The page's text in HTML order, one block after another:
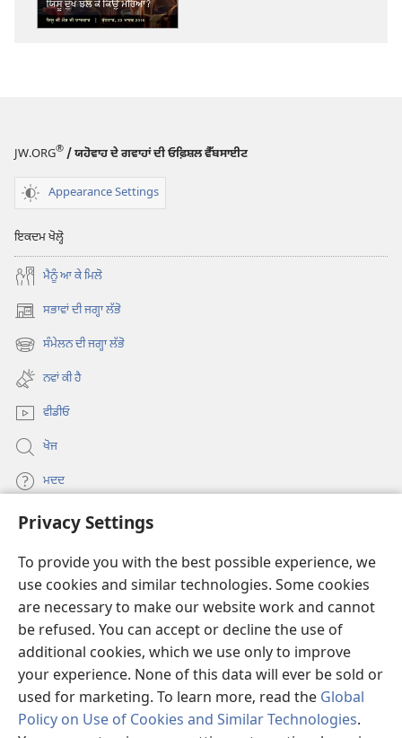
Privacy Settings
To provide you with the best possible experience, we
use cookies and similar technologies. Some cookies
are necessary to make our website work and cannot
be refused. You can accept or decline the use of
additional cookies, which we use only to improve
your experience. None of this data will ever be sold or
used for marketing. To learn more, read the Global
Policy on Use of Cookies and Similar Technologies.
JW.ORG® / ਯਹੋਵਾਹ ਦੇ ਗਵਾਹਾਂ ਦੀ ਓਫ਼ਿਸ਼ਲ ਵੈੱਬਸਾਈਟ
Appearance Settings
ਇਕਦਮ ਖੋਲ੍ਹੋ
ਮੈਨੂੰ ਆ ਕੇ ਮਿਲੋ
ਸਭਾਵਾਂ ਦੀ ਜਗ੍ਹਾ ਲੱਭੋ
(opens
new
window)
ਸੰਮੇਲਨ ਦੀ ਜਗ੍ਹਾ ਲੱਭੋ
(opens
new
window)
ਨਵਾਂ ਕੀ ਹੈ
ਵੀਡੀਓ
ਖੋਜ
ਮਦਦ
ਦਾਨ
new
window)Watchtower ONLINE LIBRARY™
(opens
new
window)JW Hub
(opens
new
window)
®